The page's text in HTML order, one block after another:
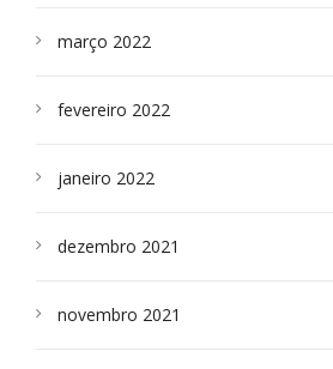
março 2022
fevereiro 2022
janeiro 2022
dezembro 2021
novembro 2021